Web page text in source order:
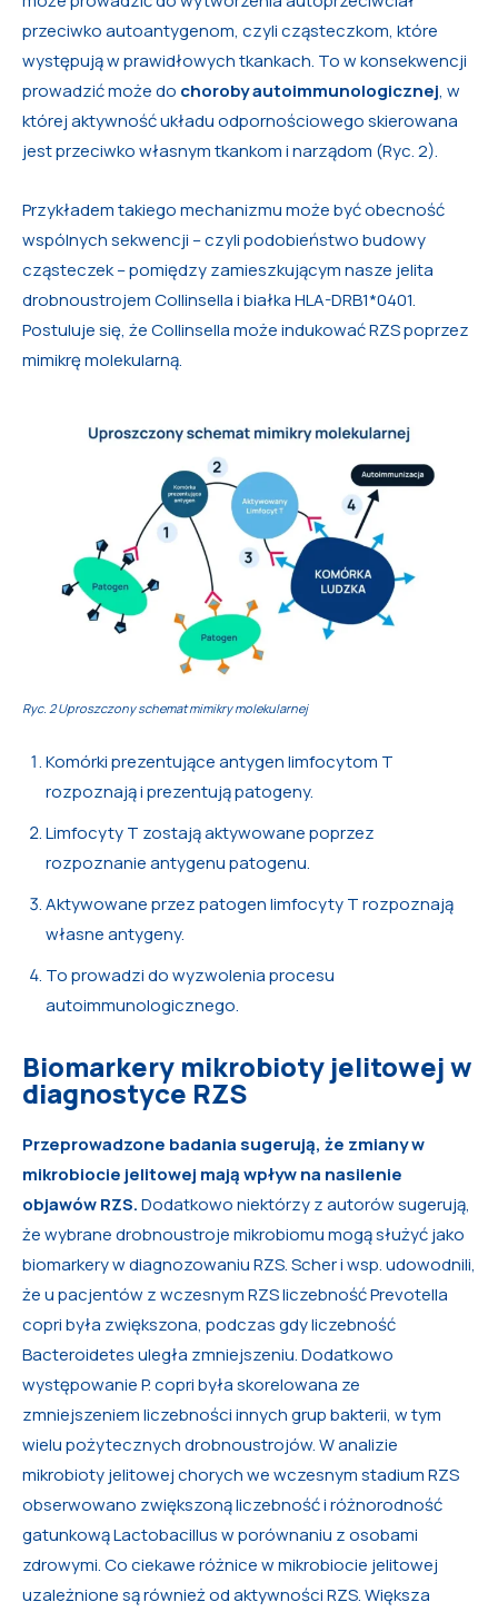
przeciwko autoantygenom, czyli cząsteczkom, które
występują w prawidłowych tkankach. To w konsekwencji
prowadzić może do choroby autoimmunologicznej, w
której aktywność układu odpornościo­wego skierowana
jest przeciwko własnym tkankom i narządom (Ryc. 2).
Przykładem takiego mechanizmu może być obecność
wspólnych sekwencji – czyli podobieństwo budowy
cząsteczek – pomiędzy zamieszkującym nasze jelita
drobnoustrojem Collinsella i białka HLA-DRB1*0401.
Postuluje się, że Collinsella może indukować RZS poprzez
mimikrę molekularną.
Ryc. 2 Uproszczony schemat mimikry molekularnej
Komórki prezentujące antygen limfocytom T
rozpoznają i prezentują patogeny.
Limfocyty T zostają aktywowane poprzez
rozpoznanie antygenu patogenu.
Aktywowane przez patogen limfocyty T rozpoznają
własne antygeny.
To prowadzi do wyzwolenia procesu
autoimmunologicznego.
Biomarkery mikrobioty jelitowej w
diagnostyce RZS
Przeprowadzone badania sugerują, że zmiany w
mikrobiocie jelitowej mają wpływ na nasilenie
objawów RZS.Dodatkowo niektórzy z autorów sugerują,
że wybrane drobnoustroje mikrobiomu mogą służyć jako
biomarkery w diagnozowaniu RZS. Scher i wsp. udowodnili,
że u pacjentów z wczesnym RZS liczebność Prevotella
copri była zwiększona, podczas gdy liczebność
Bacteroidetes uległa zmniejszeniu. Dodatkowo
występowanie P. copri była skorelowana ze
zmniejszeniem liczebności innych grup bakterii, w tym
wielu pożytecznych drobnoustrojów. W analizie
mikrobioty jelitowej chorych we wczesnym stadium RZS
obserwowano zwiększoną liczebność i różnorodność
gatunkową Lactobacillus w porównaniu z osobami
zdrowymi. Co ciekawe różnice w mikrobiocie jelitowej
uzależnione są również od aktywności RZS. Większa